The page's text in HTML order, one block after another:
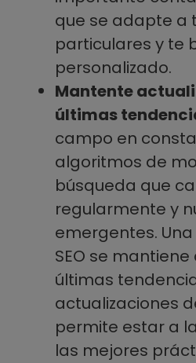
que se adapte a
particulares y te
personalizado.
Mantente
últimas
campo en
algoritmos de
búsqueda que
regularmente y
emergentes.
SEO se
últimas
actualizaciones
permite estar a
las mejores